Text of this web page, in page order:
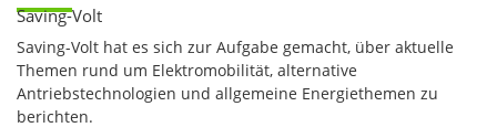
Saving-Volt
Saving-Volt hat es sich zur Aufgabe gemacht, über aktuelle
Themen rund um Elektromobilität, alternative
Antriebstechnologien und allgemeine Energiethemen zu
berichten.